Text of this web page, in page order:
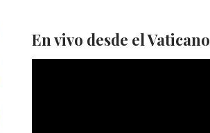
En vivo desde el Vaticano